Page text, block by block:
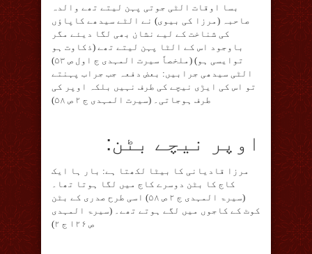
بسا اوقات الٹی جوتی پہن لیتے تھے والدہ
صاحبہ (مرزا کی بیوی) نے الٹے سیدھے کاپاؤں
کی شناخت کے لیے نشان بھی لگا دیئے مگر
باوجود اس کے الٹا پہن لیتے تھے (ذکاوت ہو
توایسی ہو) (ملخصاً سیرت المہدی ج اول ص ۵۳)
الٹی سیدھی جرابیں: بعض دفعہ جب جراب پہنتے
تو اس کی ایڑی نیچے کی طرف نہیں بلکہ اوپر کی
طرف ہوجاتی۔ (سیرت المہدی ج ۲ ص ۵۸)
اوپر نیچے بٹن:
مرزا قادیانی کا بیٹا لکھتا ہے: بار ہا ایک
کاج کا بٹن دوسرے کاج میں لگا ہوتا تھا۔
(سیرۃ المہدی ج ۲ ص ۵۸) اسی طرح صدری کے بٹن
کوٹ کے کاجوں میں لگے ہوتے تھے۔ (سیرۃ المہدی
ص ۱۲۶ ج ۲)